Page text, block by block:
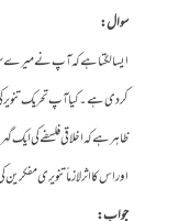
سوال:
ایسا لگتا ہے کہ آپ نے میرے
کر دی ہے۔ کیا آپ تحریک تنویر
ظاہر ہے کہ اخلاقی فلسفے کی ایک
اور اس کا اثر لازماً تنویری مفکرین